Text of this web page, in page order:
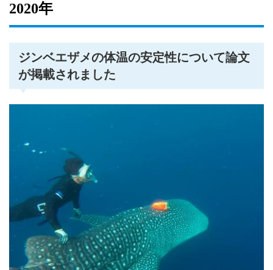
2020年
ジンベエザメの体温の安定性について論文
が掲載されました